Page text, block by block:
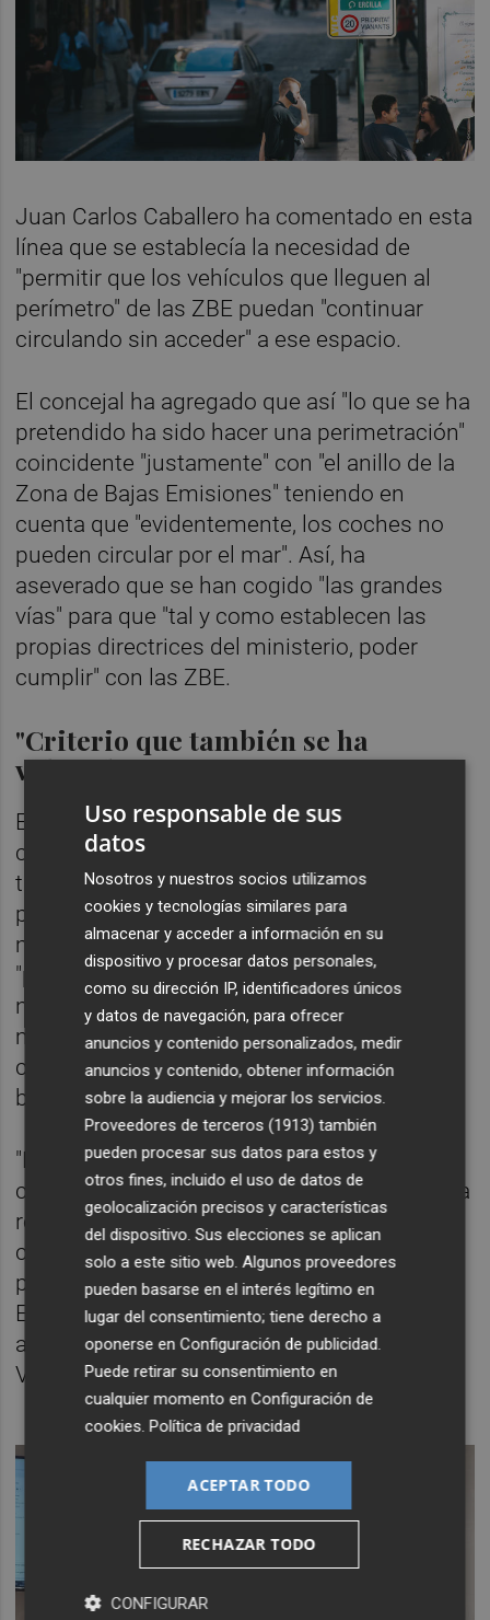
Juan Carlos Caballero ha comentado en esta
línea que se establecía la necesidad de
"permitir que los vehículos que lleguen al
perímetro" de las ZBE puedan "continuar
circulando sin acceder" a ese espacio.
El concejal ha agregado que así "lo que se ha
pretendido ha sido hacer una perimetración"
coincidente "justamente" con "el anillo de la
Zona de Bajas Emisiones" teniendo en
cuenta que "evidentemente, los coches no
pueden circular por el mar". Así, ha
aseverado que se han cogido "las grandes
vías" para que "tal y como establecen las
propias directrices del ministerio, poder
cumplir" con las ZBE.
"Criterio que también se ha
valorado"
El portavoz del ejecutivo municipal ha
comentado que además, "un criterio que
también se ha valorado" ha sido "la
proximidad de los poblados marítimos al
mar". Caballero ha declarado que esto
"permite que la brisa que entra" a esos
núcleos de población, "por su proximidad al
mar", contribuya a "que los niveles de
contaminación ambiental que hay en esos
barrios sean menores".
"Por tanto, también concurre esa
circunstancia", ha apostillado, a la vez que ha
resaltado que junto a ella se ha tenido en
cuenta "la necesidad de establecer una
perimetración de toda la Zona de Bajas
Emisiones" que fuera "muy amplia y que
abarcase lo máximo a toda la ciudad de
València".
Uso responsable de sus
datos
Nosotros y nuestros socios utilizamos
cookies y tecnologías similares para
almacenar y acceder a información en su
dispositivo y procesar datos personales,
como su dirección IP, identificadores únicos
y datos de navegación, para ofrecer
anuncios y contenido personalizados, medir
anuncios y contenido, obtener información
sobre la audiencia y mejorar los servicios.
Proveedores de terceros (1913) también
pueden procesar sus datos para estos y
otros fines, incluido el uso de datos de
geolocalización precisos y características
del dispositivo. Sus elecciones se aplican
solo a este sitio web. Algunos proveedores
pueden basarse en el interés legítimo en
lugar del consentimiento; tiene derecho a
oponerse enConfiguración de publicidad.
Puede retirar su consentimiento en
cualquier momento enConfiguración de
cookies.Política de privacidad
ACEPTAR TODO
RECHAZAR TODO
CONFIGURAR